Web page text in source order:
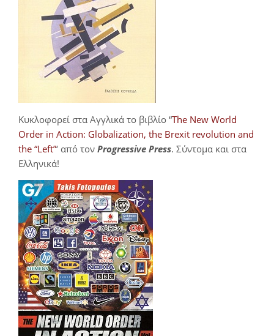
Κυκλοφορεί στα Αγγλικά το βιβλίο “The New World
Order in Action: Globalization, the Brexit revolution and
the “Left”‘ από τον Progressive Press. Σύντομα και στα
Ελληνικά!